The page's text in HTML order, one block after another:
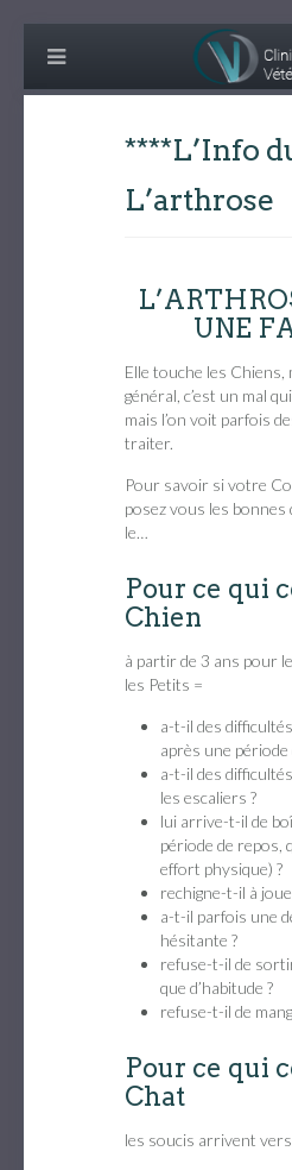
****L’Info
L’arthrose
UNE
Elle touche les Chiens,
général, c’est un mal
mais l’on voit parfois
traiter.
Pour savoir si votre
posez vous les
le…
Pour ce qui
Chien
à partir de 3 ans pour
les Petits =
a-t-il des
après une
a-t-il des
les escaliers ?
lui arrive-t-il de
période de repos,
effort physique) ?
rechigne-t-il à
a-t-il parfois une
hésitante ?
refuse-t-il de
que d’habitude ?
refuse-t-il de
Pour ce qui
Chat
les soucis arrivent